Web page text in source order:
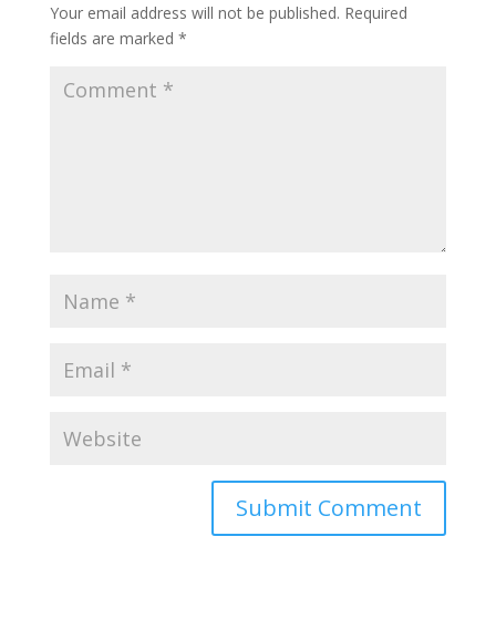
Your email address will not be published. Required
fields are marked *